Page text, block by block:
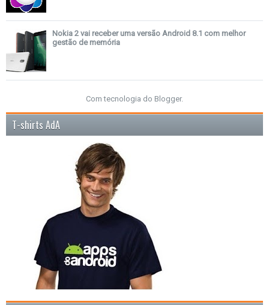
Nokia 2 vai receber uma versão Android 8.1 com melhor
gestão de memória
Com tecnologia do Blogger.
T-shirts AdA